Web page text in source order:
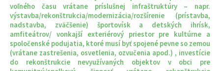
voľného času vrátane príslušnej infraštruktúry – napr.
výstavba/rekonštrukcia/modernizácia/rozšírenie (prístavba,
nadstavba, zväčšenie) športovísk a detských ihrísk,
amfiteátrov/ vonkajší exteriérový priestor pre kultúrne a
spoločenské podujatia, ktoré musí byť spojené pevne so zemou
(vrátane zastrešenia, osvetlenia, ozvučenia apod.) , investície
do rekonštrukcie nevyužívaných objektov v obci pre